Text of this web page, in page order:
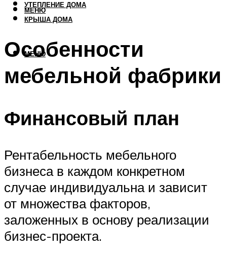
УТЕПЛЕНИЕ ДОМА
КРЫША ДОМА
МЕНЮ
МЕНЮ
Особенности
мебельной фабрики
Финансовый план
Рентабельность мебельного
бизнеса в каждом конкретном
случае индивидуальна и зависит
от множества факторов,
заложенных в основу реализации
бизнес-проекта.